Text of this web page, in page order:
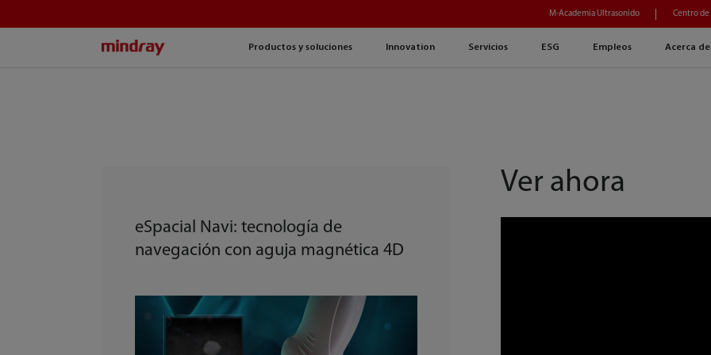
Productos y soluciones Innovation Servicios ESG Empleos Acerca
M-Academia Ultrasonido Centro de
eSpacial Navi: tecnología de
navegación con aguja magnética 4D
Ver ahora